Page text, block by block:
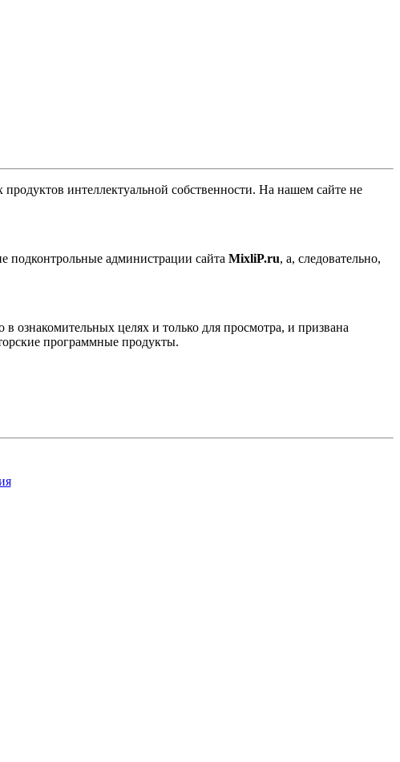
интеллектуальной собственности. На нашем сайте не
подконтрольные администрации сайта MixliP.ru, а, следовательно,
ознакомительных целях и только для просмотра, и призвана
программные продукты.